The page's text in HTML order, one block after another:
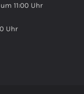
11:00 Uhr
Uhr